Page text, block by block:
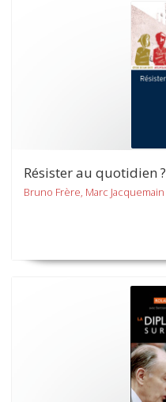
Résister au quotidien ?
Bruno Frère, Marc Jacquemain